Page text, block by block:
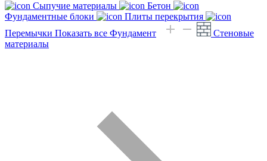
Сыпучие материалы
Бетон
Фундаментные блоки
Плиты перекрытия
Перемычки Показать все Фундамент
Стеновые
материалы